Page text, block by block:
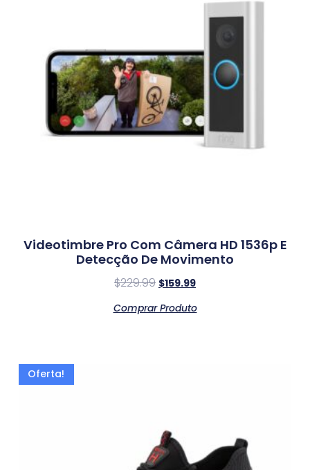
Videotimbre Pro Com Câmera HD 1536p E
Detecção De Movimento
$229.99 $159.99
Comprar Produto
Oferta!